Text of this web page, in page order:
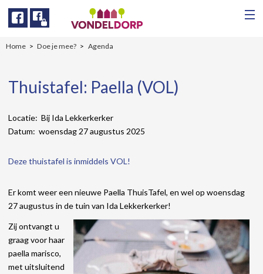
Facebook
Home Doe je mee? Agenda
Thuistafel: Paella (VOL)
Locatie: Bij Ida Lekkerkerker
Datum: woensdag 27 augustus 2025
Deze thuistafel is inmiddels VOL!
Er komt weer een nieuwe Paella ThuisTafel, en wel op woensdag
27 augustus in de tuin van Ida Lekkerkerker!
Zij ontvangt u
graag voor haar
paella marisco,
met uitsluitend